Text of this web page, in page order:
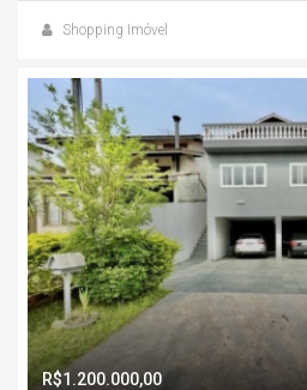
Shopping Imóvel
R$1.200.000,00